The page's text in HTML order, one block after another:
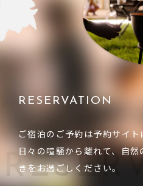
RESERVATION
ご宿泊のご予約は予約サイト
日々の喧騒から離れて、自
きをお過ごしください。